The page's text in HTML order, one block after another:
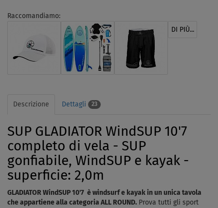
Raccomandiamo:
DI PIÙ...
Descrizione Dettagli 23
SUP GLADIATOR WindSUP 10'7
completo di vela - SUP
gonfiabile, WindSUP e kayak -
superficie: 2,0m
GLADIATOR WindSUP 10'7 è windsurf e kayak in un unica tavola
che appartiene alla categoria ALL ROUND. Prova tutti gli sport